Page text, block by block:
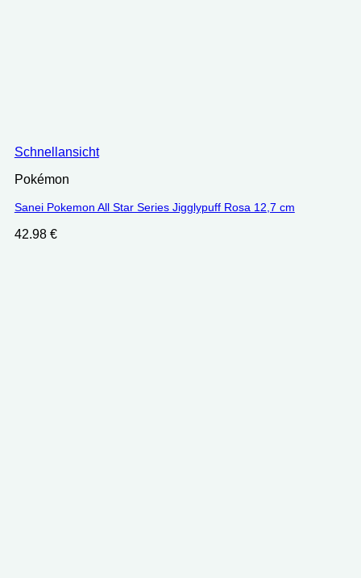
Schnellansicht
Pokémon
Sanei Pokemon All Star Series Jigglypuff Rosa 12,7 cm
42.98 €